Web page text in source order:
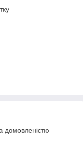
домовленістю